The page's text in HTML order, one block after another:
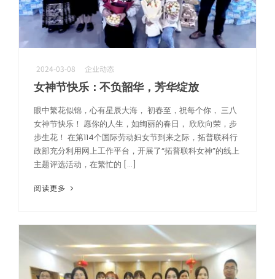
机器人精密互连方案
专攻微型化场景，为人形机器人手指关节提供高柔性与高精度信号传输
芯片测试高频方案
2024-03-08 企业动态
女神节快乐：不负韶华，芳华绽放
眼中繁花似锦，心有星辰大海， 初春至，祝每个你， 三八
女神节快乐！ 愿你的人生，如绚丽的春日， 欣欣向荣，步
步生花！ 在第114个国际劳动妇女节到来之际，拓普联科行
政部充分利用网上工作平台，开展了“拓普联科女神”的线上
主题评选活动，在繁忙的 […]
阅读更多